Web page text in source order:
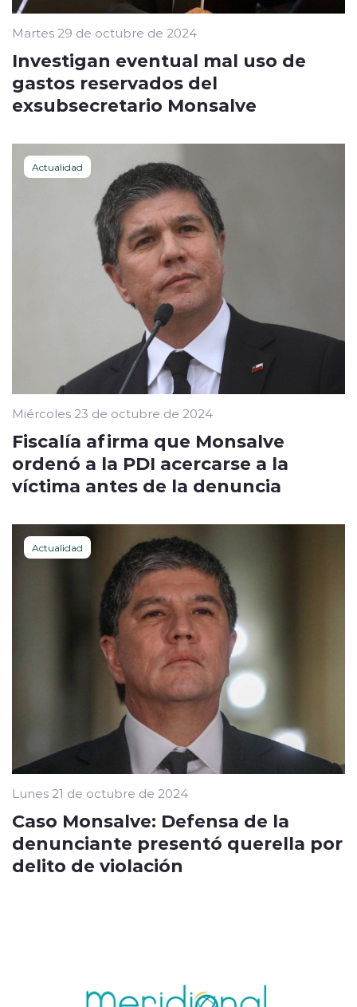
Martes 29 de octubre de 2024
Investigan eventual mal uso de
gastos reservados del
exsubsecretario Monsalve
Actualidad
Miércoles 23 de octubre de 2024
Fiscalía afirma que Monsalve
ordenó a la PDI acercarse a la
víctima antes de la denuncia
Actualidad
Lunes 21 de octubre de 2024
Caso Monsalve: Defensa de la
denunciante presentó querella por
delito de violación